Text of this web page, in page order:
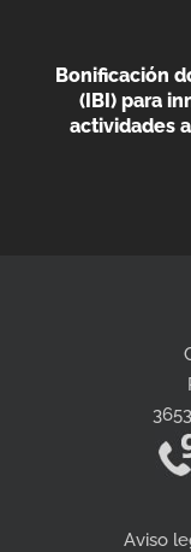
Bonificación
(IBI) para
actividades
Aviso